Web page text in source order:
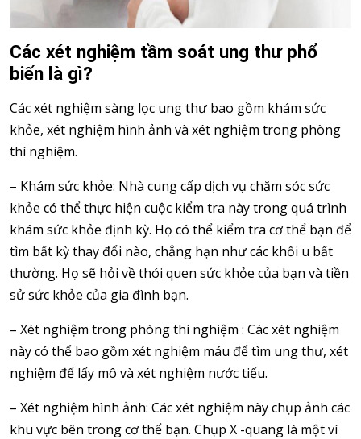
Các xét nghiệm tầm soát ung thư phổ
biến là gì?
Các xét nghiệm sàng lọc ung thư bao gồm khám sức
khỏe, xét nghiệm hình ảnh và xét nghiệm trong phòng
thí nghiệm.
– Khám sức khỏe: Nhà cung cấp dịch vụ chăm sóc sức
khỏe có thể thực hiện cuộc kiểm tra này trong quá trình
khám sức khỏe định kỳ. Họ có thể kiểm tra cơ thể bạn để
tìm bất kỳ thay đổi nào, chẳng hạn như các khối u bất
thường. Họ sẽ hỏi về thói quen sức khỏe của bạn và tiền
sử sức khỏe của gia đình bạn.
– Xét nghiệm trong phòng thí nghiệm : Các xét nghiệm
này có thể bao gồm xét nghiệm máu để tìm ung thư, xét
nghiệm để lấy mô và xét nghiệm nước tiểu.
– Xét nghiệm hình ảnh: Các xét nghiệm này chụp ảnh các
khu vực bên trong cơ thể bạn. Chụp X -quang là một ví